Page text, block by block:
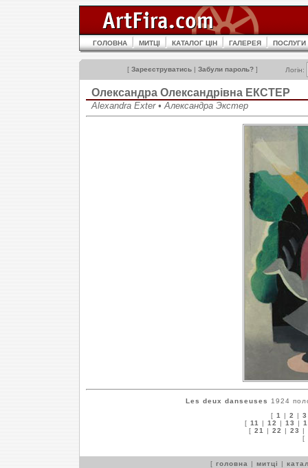
ГОЛОВНА МИТЦІ КАТАЛОГ ЦІН ГАЛЕРЕЯ ПОСЛУГИ
[ Зареєструватись | Забули пароль? ] Логін:
Олександра Олександрівна ЕКСТЕР
Alexandra Exter • Александра Экстер
Les deux danseuses
1924
[ 1 | 2 | 3
[ 11 | 12 | 13 |
[ 21 | 22 | 23
|
[
[ головна | митці |